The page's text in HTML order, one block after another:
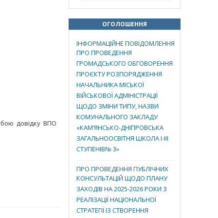
довідку ВПО
ОГОЛОШЕННЯ
ІНФОРМАЦІЙНЕ ПОВІДОМЛЕННЯ
ПРО ПРОВЕДЕННЯ
ГРОМАДСЬКОГО ОБГОВОРЕННЯ
ПРОЄКТУ РОЗПОРЯДЖЕННЯ
НАЧАЛЬНИКА МІСЬКОЇ
ВІЙСЬКОВОЇ АДМІНІСТРАЦІЇ
ЩОДО ЗМІНИ ТИПУ, НАЗВИ
КОМУНАЛЬНОГО ЗАКЛАДУ
«КАМ’ЯНСЬКО-ДНІПРОВСЬКА
ЗАГАЛЬНООСВІТНЯ ШКОЛА І-ІІІ
СТУПЕНІВ№ 3»
ПРО ПРОВЕДЕННЯ ПУБЛІЧНИХ
КОНСУЛЬТАЦІЙ ЩОДО ПЛАНУ
ЗАХОДІВ НА 2025-2026 РОКИ З
РЕАЛІЗАЦІЇ НАЦІОНАЛЬНОЇ
СТРАТЕГІЇ ІЗ СТВОРЕННЯ